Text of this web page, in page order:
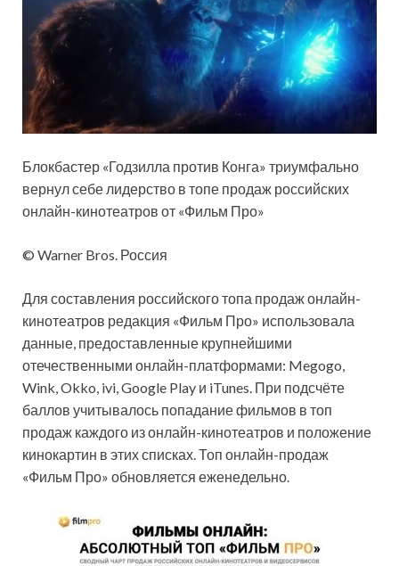
Блокбастер «Годзилла против Конга» триумфально
вернул себе лидерство в топе продаж российских
онлайн-кинотеатров от «Фильм Про»
© Warner Bros. Россия
Для составления российского топа продаж онлайн-
кинотеатров редакция «Фильм Про» использовала
данные, предоставленные крупнейшими
отечественными онлайн-платформами: Megogo,
Wink, Okko, ivi, Google Play и iTunes. При подсчёте
баллов учитывалось попадание фильмов в топ
продаж каждого из онлайн-кинотеатров и положение
кинокартин в этих списках. Топ онлайн-продаж
«Фильм Про» обновляется еженедельно.